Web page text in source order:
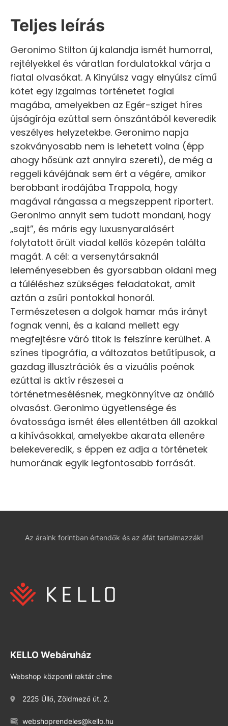
Teljes leírás
Geronimo Stilton új kalandja ismét humorral,
rejtélyekkel és váratlan fordulatokkal várja a
fiatal olvasókat. A Kinyúlsz vagy elnyúlsz című
kötet egy izgalmas történetet foglal
magába, amelyekben az Egér-sziget híres
újságírója ezúttal sem önszántából keveredik
veszélyes helyzetekbe. Geronimo napja
szokványosabb nem is lehetett volna (épp
ahogy hősünk azt annyira szereti), de még a
reggeli kávéjának sem ért a végére, amikor
berobbant irodájába Trappola, hogy
magával rángassa a megszeppent riportert.
Geronimo annyit sem tudott mondani, hogy
„sajt”, és máris egy luxusnyaralásért
folytatott őrült viadal kellős közepén találta
magát. A cél: a versenytársaknál
leleményesebben és gyorsabban oldani meg
a túléléshez szükséges feladatokat, amit
aztán a zsűri pontokkal honorál.
Természetesen a dolgok hamar más irányt
fognak venni, és a kaland mellett egy
megfejtésre váró titok is felszínre kerülhet. A
színes tipográfia, a változatos betűtípusok, a
gazdag illusztrációk és a vizuális poénok
ezúttal is aktív részesei a
történetmesélésnek, megkönnyítve az önálló
olvasást. Geronimo ügyetlensége és
óvatossága ismét éles ellentétben áll azokkal
a kihívásokkal, amelyekbe akarata ellenére
belekeveredik, s éppen ez adja a történetek
humorának egyik legfontosabb forrását.
Az áraink forintban értendők és az áfát tartalmazzák!
KELLO Webáruház
Webshop központi raktár címe
2225 Üllő, Zöldmező út. 2.
webshoprendeles@kello.hu